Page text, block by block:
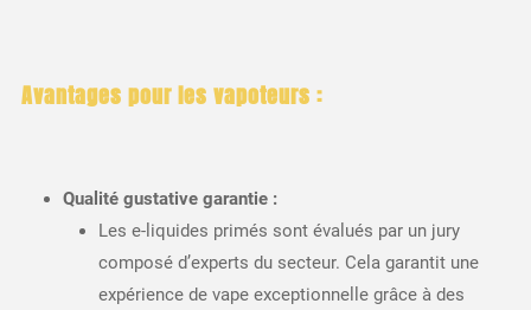
Avantages pour les vapoteurs :
Qualité gustative garantie :
Les e-liquides primés sont évalués par un jury
composé d’experts du secteur. Cela garantit une
expérience de vape exceptionnelle grâce à des